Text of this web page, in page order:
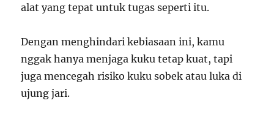
alat yang tepat untuk tugas seperti itu.
Dengan menghindari kebiasaan ini, kamu
nggak hanya menjaga kuku tetap kuat, tapi
juga mencegah risiko kuku sobek atau luka di
ujung jari.